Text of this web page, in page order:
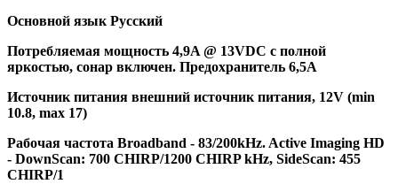
Основной язык Русский
Потребляемая мощность 4,9A @ 13VDC с полной
яркостью, сонар включен. Предохранитель 6,5А
Источник питания внешний источник питания, 12V (min
10.8, max 17)
Рабочая частота Broadband - 83/200kHz. Active Imaging HD
- DownScan: 700 CHIRP/1200 CHIRP kHz, SideScan: 455
CHIRP/1